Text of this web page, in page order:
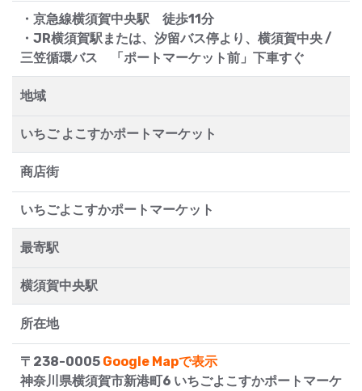
・京急線横須賀中央駅 徒歩11分
・JR横須賀駅または、汐留バス停より、横須賀中央 /
三笠循環バス 「ポートマーケット前」下車すぐ
地域
いちご よこすかポートマーケット
商店街
いちごよこすかポートマーケット
最寄駅
横須賀中央駅
所在地
〒238-0005 Google Mapで表示
神奈川県横須賀市新港町6 いちごよこすかポートマーケ